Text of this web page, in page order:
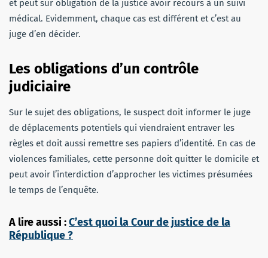
et peut sur obligation de la justice avoir recours à un suivi
médical. Evidemment, chaque cas est différent et c’est au
juge d’en décider.
Les obligations d’un contrôle
judiciaire
Sur le sujet des obligations, le suspect doit informer le juge
de déplacements potentiels qui viendraient entraver les
règles et doit aussi remettre ses papiers d’identité. En cas de
violences familiales, cette personne doit quitter le domicile et
peut avoir l’interdiction d’approcher les victimes présumées
le temps de l’enquête.
A lire aussi :C’est quoi la Cour de justice de la
République ?